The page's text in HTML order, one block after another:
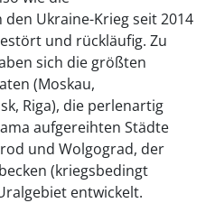
Ukraine-Krieg seit 2014
und rückläufig. Zu
sich die größten
(Moskau,
Riga), die perlenartig
aufgereihten Städte
und Wolgograd, der
(kriegsbedingt
entwickelt.